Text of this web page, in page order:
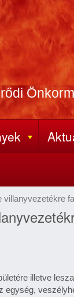
villanyvezetékre
illetve
egység,